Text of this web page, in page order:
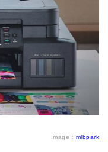
Image： mlbpark